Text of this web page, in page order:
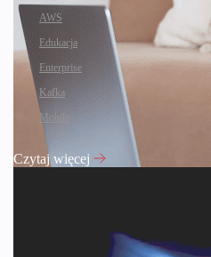
AWS
Edukacja
Enterprise
Kafka
Mobile
Czytaj więcej